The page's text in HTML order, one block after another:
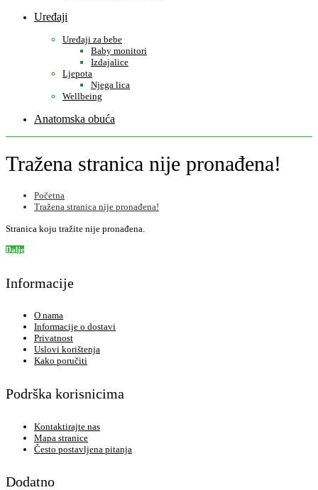
Uređaji
Uređaji za bebe
Baby monitori
Izdajalice
Ljepota
Njega lica
Wellbeing
Anatomska obuća
Tražena stranica nije pronađena!
Početna
Tražena stranica nije pronađena!
Stranica koju tražite nije pronađena.
Dalje
Informacije
O nama
Informacije o dostavi
Privatnost
Uslovi korištenja
Kako poručiti
Podrška korisnicima
Kontaktirajte nas
Mapa stranice
Često postavljena pitanja
Dodatno